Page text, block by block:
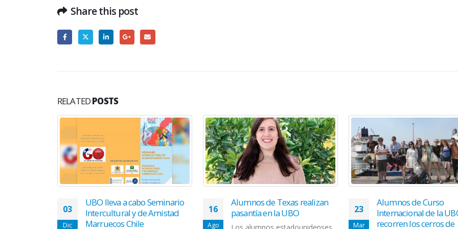
Share this post
RELATEDPOSTS
03
Dic
UBO lleva a cabo Seminario
Intercultural y de Amistad
Marruecos Chile
16
Ago
Alumnos de Texas realizan
pasantía en la UBO
23
Mar
Alumnos de Curso
Internacional de la
recorren los cerros de